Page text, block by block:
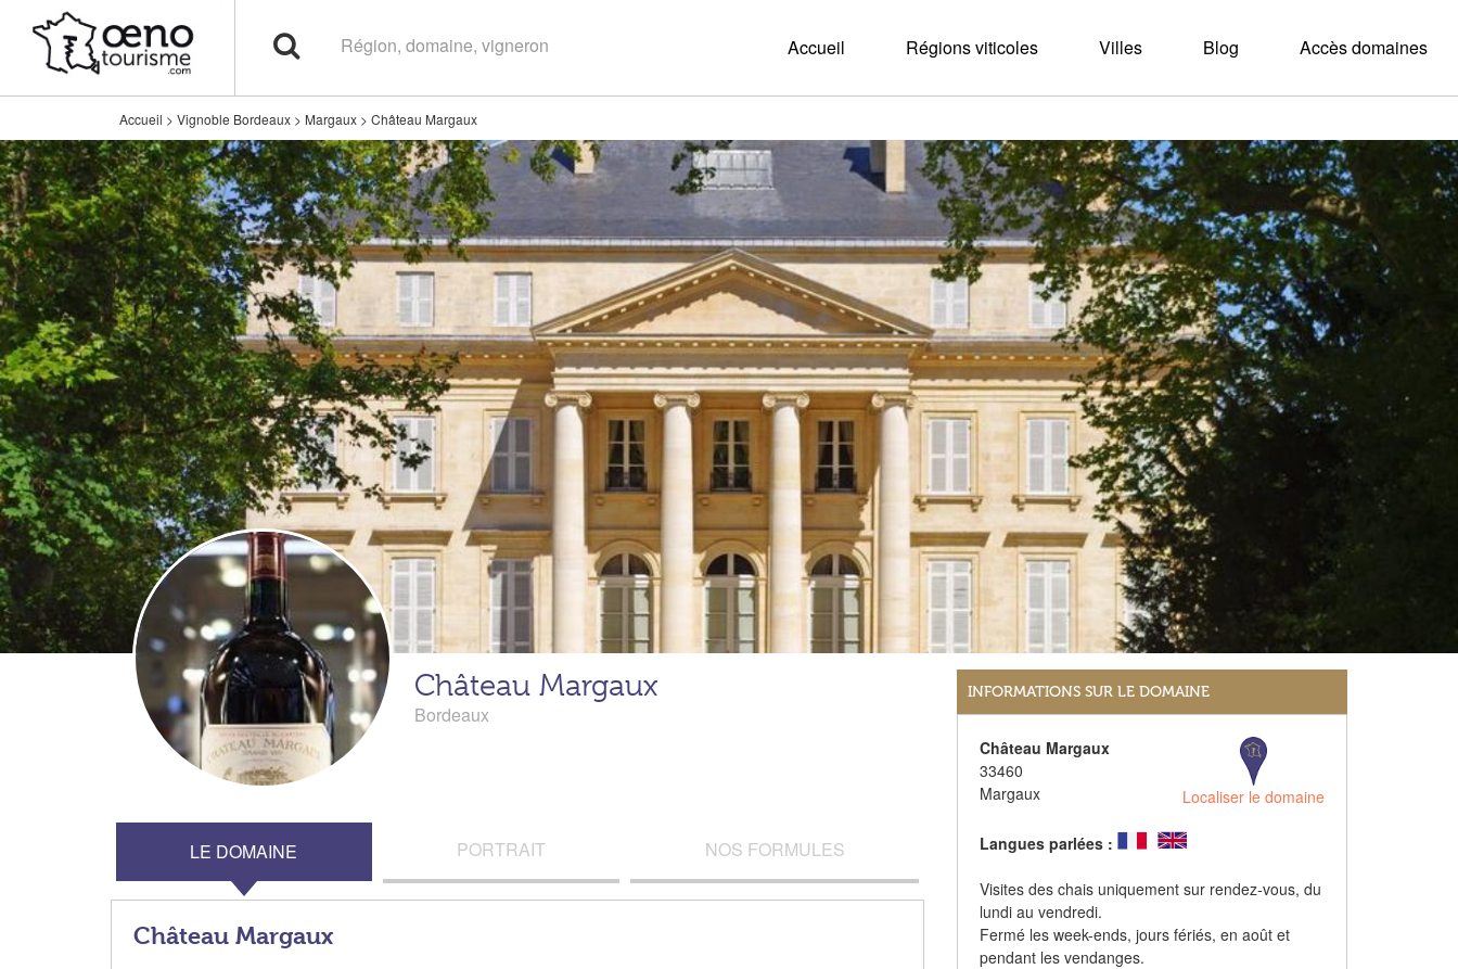
Accueil Régions viticoles Villes Blog Accès domaines
Accueil > Vignoble Bordeaux > Margaux > Château Margaux
Château Margaux
Bordeaux
LE DOMAINE PORTRAIT NOS FORMULES
Château Margaux
INFORMATIONS SUR LE DOMAINE
Château Margaux
33460
Margaux
Localiser le domaine
Langues parlées :
Visites des chais uniquement sur rendez-vous, du
lundi au vendredi.
Fermé les week-ends, jours fériés, en août et
pendant les vendanges.